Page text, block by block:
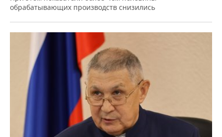
обрабатывающих производств снизились